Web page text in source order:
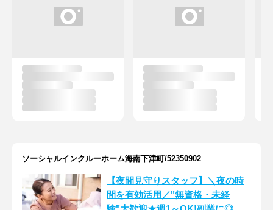
ソーシャルインクルーホーム海南下津町/52350902
【夜間見守りスタッフ】＼夜の時
間を有効活用／"無資格・未経